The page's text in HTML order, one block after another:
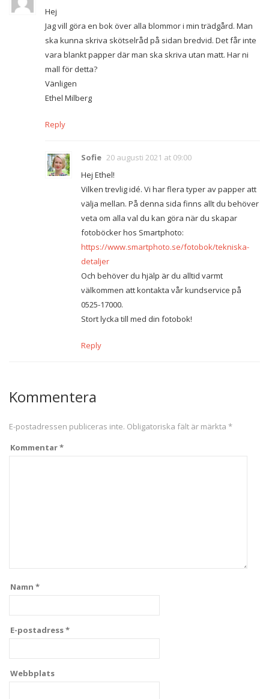
Hej
Jag vill göra en bok över alla blommor i min trädgård. Man
ska kunna skriva skötselråd på sidan bredvid. Det får inte
vara blankt papper där man ska skriva utan matt. Har ni
mall för detta?
Vänligen
Ethel Milberg
Reply
Sofie 20 augusti 2021 at 09:00
Hej Ethel!
Vilken trevlig idé. Vi har flera typer av papper att
välja mellan. På denna sida finns allt du behöver
veta om alla val du kan göra när du skapar
fotoböcker hos Smartphoto:
https://www.smartphoto.se/fotobok/tekniska-
detaljer
Och behöver du hjälp är du alltid varmt
välkommen att kontakta vår kundservice på
0525-17000.
Stort lycka till med din fotobok!
Reply
Kommentera
E-postadressen publiceras inte. Obligatoriska fält är märkta *
Kommentar*
Namn *
E-postadress*
Webbplats